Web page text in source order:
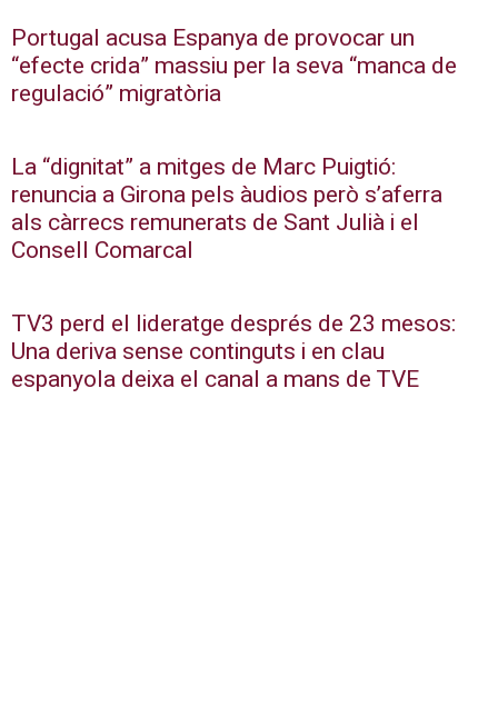
Portugal acusa Espanya de provocar un
“efecte crida” massiu per la seva “manca de
regulació” migratòria
La “dignitat” a mitges de Marc Puigtió:
renuncia a Girona pels àudios però s’aferra
als càrrecs remunerats de Sant Julià i el
Consell Comarcal
TV3 perd el lideratge després de 23 mesos:
Una deriva sense continguts i en clau
espanyola deixa el canal a mans de TVE